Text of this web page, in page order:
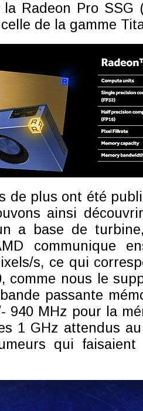
Radeon Pro SSG
de la gamme
de plus ont été
ainsi
a base de
communique
s, ce qui
comme nous le
passante
940 MHz pour la
1 GHz attendus
qui